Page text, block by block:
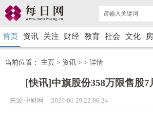
首页 资讯 关注 财经 教育 社会 文化
当前位置： 主页 > 资讯 > > 详情
[快讯]中旗股份358万限售股7
来源:中财网 2026-06-29 22:06:24